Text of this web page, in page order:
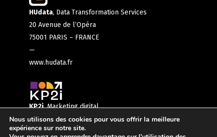
HUdata, Data Transformation Services
20 Avenue de l’Opéra
75001 PARIS – FRANCE
—
www.hudata.fr
KP2i, Marketing digital
56 boulevard de la mission marchand
92400 COURBEVOIE – FRANCE
Nous utilisons des cookies pour vous offrir la meilleure
expérience sur notre site.